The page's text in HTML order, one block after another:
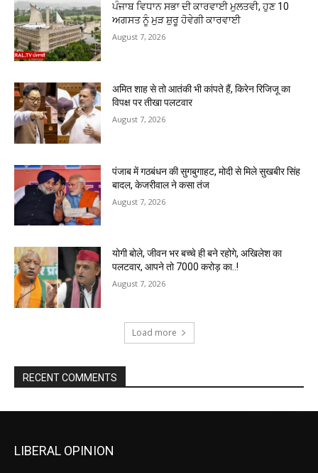
ਪੰਜਾਬ ਵਿਧਾਨ ਸਭਾ ਦੀ ਕਾਰਵਾਈ ਮੁਲਤਵੀ, ਹੁਣ 10
ਅਗਸਤ ਨੂੰ ਮੁੜ ਸ਼ੁਰੂ ਹੋਵੇਗੀ ਕਾਰਵਾਈ
August 7, 2026
अमित शाह से तो आतंकी भी कांपते हैं, किरेन रिजिजू का
विपक्ष पर तीखा पलटवार
August 7, 2026
पंजाब में गठबंधन की सुगबुगाहट, मोदी से मिले सुखबीर सिंह
बादल, केजरीवाल ने कसा तंज
August 7, 2026
योगी बोले, जीवन भर बच्चे ही बने रहोगे, अखिलेश का
पलटवार, आपने तो 7000 करोड़ का..!
August 7, 2026
Load more
RECENT COMMENTS
LIBERAL OPINION